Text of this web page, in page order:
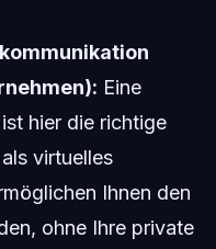
Eine
hier die richtige
virtuelles
Ihnen den
ohne Ihre private